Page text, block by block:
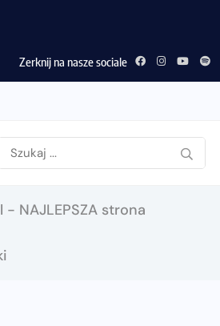
Zerknij na nasze sociale
- NAJLEPSZA strona